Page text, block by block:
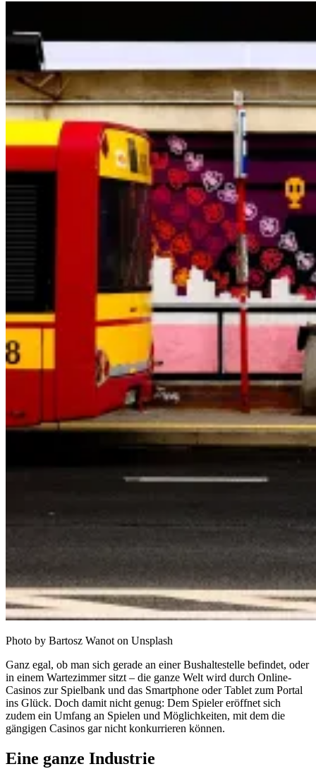
Photo by Bartosz Wanot on Unsplash
Ganz egal, ob man sich gerade an einer Bushaltestelle befindet, oder
in einem Wartezimmer sitzt – die ganze Welt wird durch Online-
Casinos zur Spielbank und das Smartphone oder Tablet zum Portal
ins Glück. Doch damit nicht genug: Dem Spieler eröffnet sich
zudem ein Umfang an Spielen und Möglichkeiten, mit dem die
gängigen Casinos gar nicht konkurrieren können.
Eine ganze Industrie